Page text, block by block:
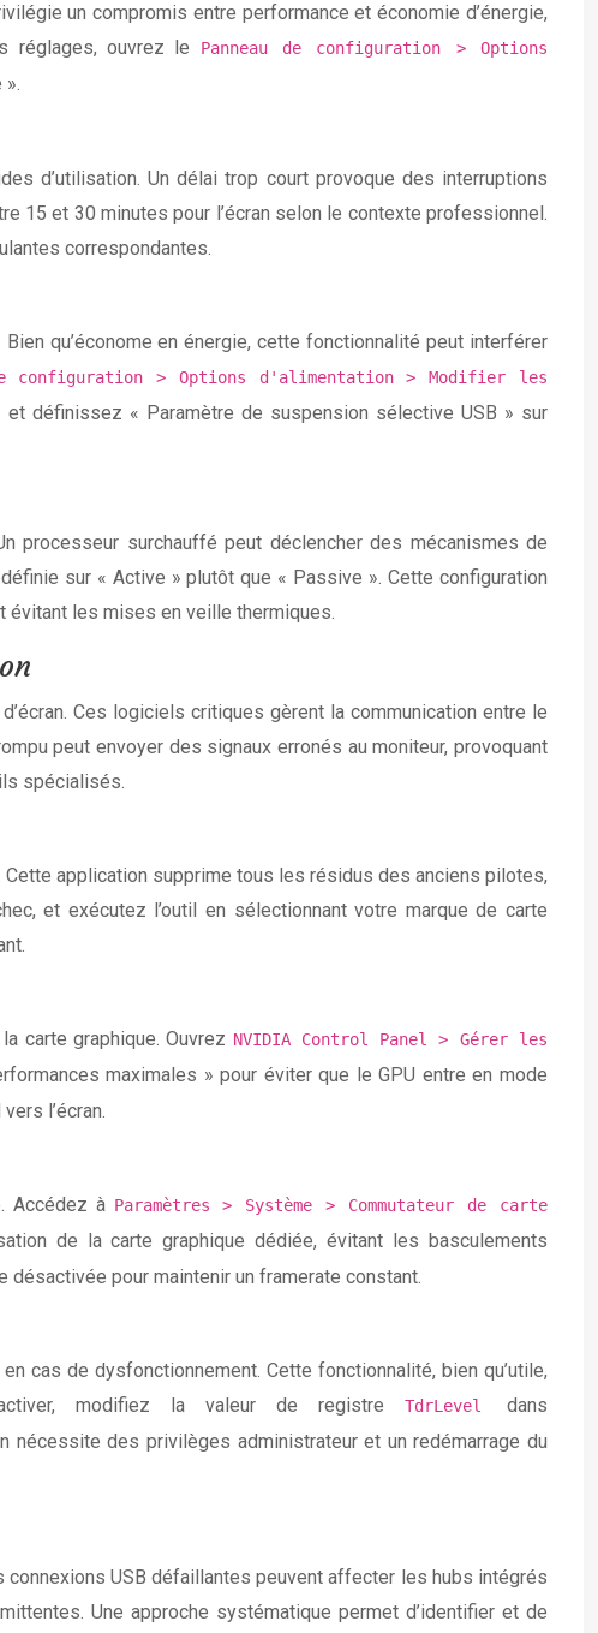
un compromis entre performance et économie d’énergie,
réglages, ouvrez le
Panneau de configuration > Options
d’utilisation. Un délai trop court provoque des interruptions
15 et 30 minutes pour l’écran selon le contexte professionnel.
correspondantes.
qu’économe en énergie, cette fonctionnalité peut interférer
configuration > Options d'alimentation > Modifier les
et définissez « Paramètre de suspension sélective USB » sur
processeur surchauffé peut déclencher des mécanismes de
sur « Active » plutôt que « Passive ». Cette configuration
évitant les mises en veille thermiques.
Ces logiciels critiques gèrent la communication entre le
peut envoyer des signaux erronés au moniteur, provoquant
spécialisés.
application supprime tous les résidus des anciens pilotes,
et exécutez l’outil en sélectionnant votre marque de carte
carte graphique. Ouvrez NVIDIA Control Panel > Gérer les
maximales » pour éviter que le GPU entre en mode
l’écran.
Accédez à Paramètres > Système > Commutateur de carte
de la carte graphique dédiée, évitant les basculements
pour maintenir un framerate constant.
cas de dysfonctionnement. Cette fonctionnalité, bien qu’utile,
modifiez la valeur de registre TdrLeveldans
nécessite des privilèges administrateur et un redémarrage du
USB défaillantes peuvent affecter les hubs intégrés
Une approche systématique permet d’identifier et de